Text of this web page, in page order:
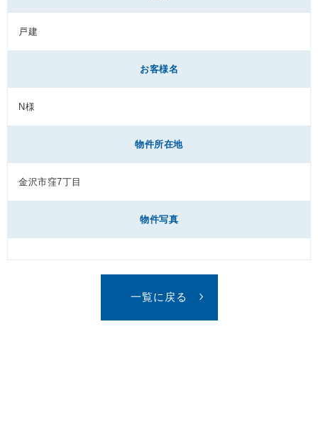
戸建
お客様名
N様
物件所在地
金沢市窪7丁目
物件写真
一覧に戻る